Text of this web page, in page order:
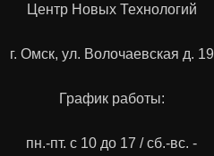
Центр Новых Технологий
г. Омск, ул. Волочаевская д. 19
График работы:
пн.-пт. с 10 до 17 / сб.-вс. -